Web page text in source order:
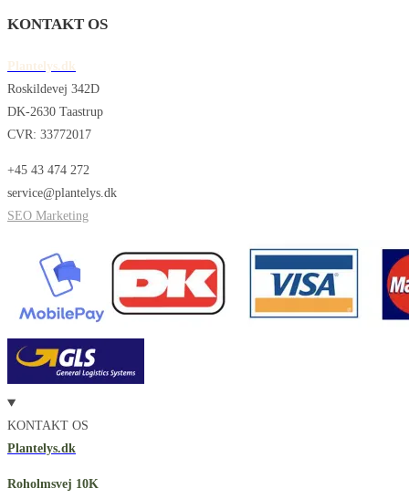
KONTAKT OS
Plantelys.dk
Roskildevej 342D
DK-2630 Taastrup
CVR: 33772017
+45 43 474 272
service@plantelys.dk
SEO Marketing
KONTAKT OS
Plantelys.dk
Roholmsvej 10K